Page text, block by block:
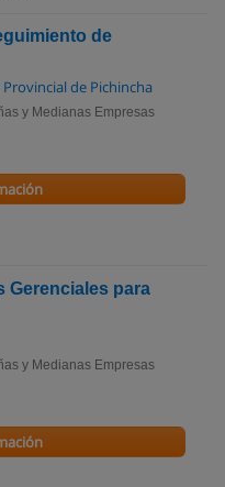
de
de Pichincha
y Medianas Empresas
Gerenciales para
y Medianas Empresas